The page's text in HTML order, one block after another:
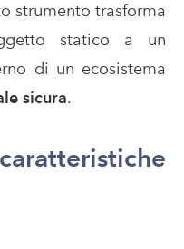
strumento trasforma
statico a un
di un ecosistema
sicura.